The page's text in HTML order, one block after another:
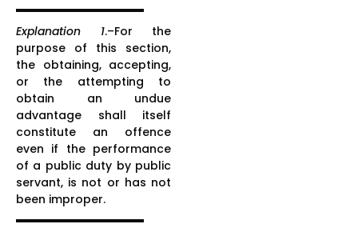
Explanation 1.–For the
purpose of this section,
the obtaining, accepting,
or the attempting to
obtain an undue
advantage shall itself
constitute an offence
even if the performance
of a public duty by public
servant, is not or has not
been improper.